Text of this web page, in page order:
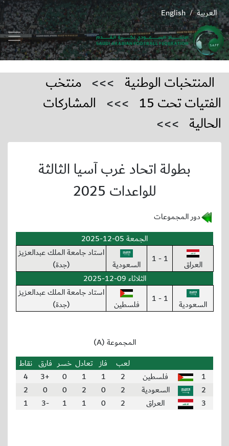
English / العربية
المنتخبات الوطنية >>> منتخب
الفتيات تحت 15
>>> المشاركات
الحالية >>>
بطولة اتحاد غرب آسيا الثالثة
للواعدات 2025
دور المجموعات
الجمعة 05-12-2025
العراق
1 - 1 السعودية
استاد جامعة الملك عبدالعزيز
(جدة)
الثلاثاء 09-12-2025
السعودية
1 - 1 فلسطين
استاد جامعة الملك عبدالعزيز
(جدة)
المجموعة (A)
لعب
فاز تعادل خسر فارق نقاط
1
فلسطين 2
1
1
0
+3
4
2
السعودية 2
0
2
0
0
2
3
العراق 2
0
1
1
-3
1